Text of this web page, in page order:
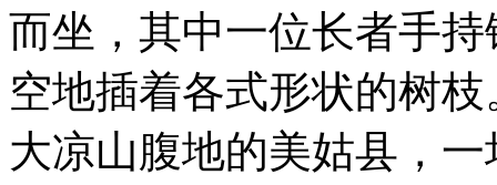
叶诗文恢复训练展爱美天性
而坐，其中一位长者手
空地插着各式形状的树
大凉山腹地的美姑县，